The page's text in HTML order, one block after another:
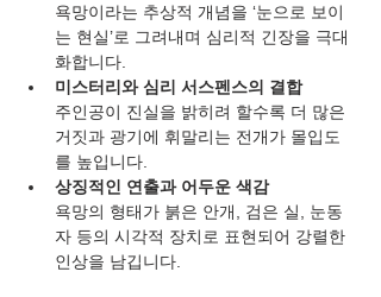
욕망이라는 추상적 개념을 ‘눈으로 보이
는 현실’로 그려내며 심리적 긴장을 극대
화합니다.
미스터리와 심리 서스펜스의 결합
주인공이 진실을 밝히려 할수록 더 많은
거짓과 광기에 휘말리는 전개가 몰입도
를 높입니다.
상징적인 연출과 어두운 색감
욕망의 형태가 붉은 안개, 검은 실, 눈동
자 등의 시각적 장치로 표현되어 강렬한
인상을 남깁니다.